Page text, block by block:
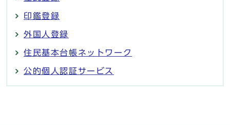
印鑑登録
外国人登録
住民基本台帳ネットワーク
公的個人認証サービス